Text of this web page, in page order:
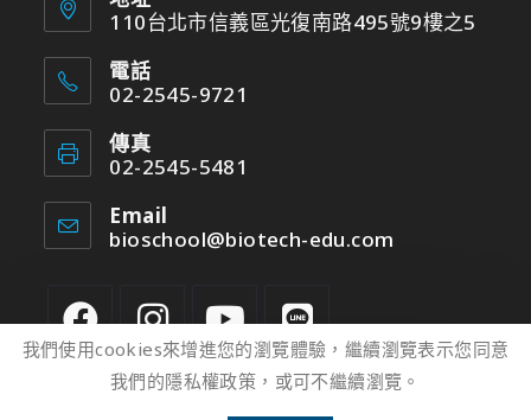
110台北市信義區光復南路495號9樓之5
電話
02-2545-9721
傳真
02-2545-5481
Email
bioschool@biotech-edu.com
我們使用cookies來增進您的瀏覽體驗，繼續瀏覽表示您同意
我們的隱私權政策，或可不繼續瀏覽。